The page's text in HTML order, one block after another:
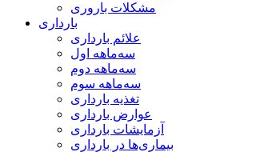
مشکلات باروری
بارداری
علائم بارداری
سه‌ماهه اول
سه‌ماهه دوم
سه‌ماهه سوم
تغذیه بارداری
عوارض بارداری
آزمایشات بارداری
بیماری‌ها در بارداری